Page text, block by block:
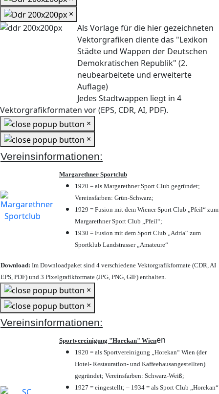
×
Als Vorlage für die hier gezeichneten
Vektorgrafiken diente das "Lexikon
Städte und Wappen der Deutschen
Demokratischen Republik" (2.
neubearbeitete und erweiterte
Auflage)
Jedes Stadtwappen liegt in 4
Vektorgrafikformaten vor (EPS, CDR, AI, PDF).
×
×
Vereinsinformationen:
Margarethner Sportclub
1920 = als Margarethner Sport Club gegründet;
Vereinsfarben: Grün-Schwarz;
1929 = Fusion mit dem Wiener Sport Club „Pfeil“ zum
Margarethner Sport Club „Pfeil“;
1930 = Fusion mit dem Sport Club „Adria“ zum
Sportklub Landstrasser „Amateure“
Download: Im Downloadpaket sind 4 verschiedene Vektorgrafikformate (CDR, AI
EPS, PDF) und 3 Pixelgrafikformate (JPG, PNG, GIF) enthalten.
×
×
Vereinsinformationen:
Sportvereinigung "Horekan" Wienen
1920 = als Sportvereinigung „Horekan“ Wien (der
Hotel- Restauration- und Kaffeehausangestellten)
gegründet; Vereinsfarben: Schwarz-Weiß;
1927 = eingestellt; – 1934 = als Sport Club „Horekan“